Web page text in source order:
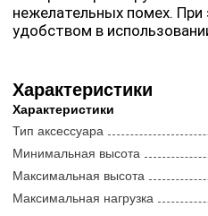
нежелательных помех.
удобством в
поверхностей Утолщенные
материалов гарантируют
Глубокие воздушные
большой изоляции
первичные отражения 7
углубляют воздушные
стороны устройства.
необходимости экран
отрегулировать по
закрепления позиции
Характеристики
Характеристики
Тип аксессуара
Минимальная высота
Максимальная высота
Максимальная нагрузка